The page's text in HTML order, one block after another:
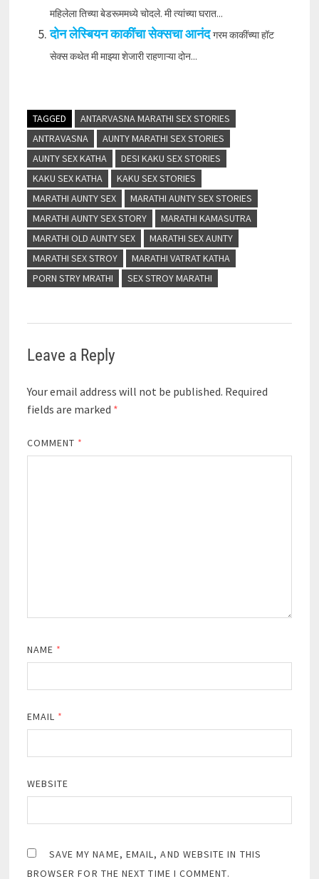
महिलेला तिच्या बेडरूममध्ये चोदले. मी त्यांच्या घरात...
दोन लेस्बियन काकींचा सेक्सचा आनंद गरम काकींच्या हॉट
सेक्स कथेत मी माझ्या शेजारी राहणाऱ्या दोन...
TAGGED
ANTARVASNA MARATHI SEX STORIES
ANTRAVASNA
AUNTY MARATHI SEX STORIES
AUNTY SEX KATHA
DESI KAKU SEX STORIES
KAKU SEX KATHA
KAKU SEX STORIES
MARATHI AUNTY SEX
MARATHI AUNTY SEX STORIES
MARATHI AUNTY SEX STORY
MARATHI KAMASUTRA
MARATHI OLD AUNTY SEX
MARATHI SEX AUNTY
MARATHI SEX STROY
MARATHI VATRAT KATHA
PORN STRY MRATHI
SEX STROY MARATHI
Leave a Reply
Your email address will not be published. Required
fields are marked *
COMMENT *
NAME *
EMAIL *
WEBSITE
SAVE MY NAME, EMAIL, AND WEBSITE IN THIS
BROWSER FOR THE NEXT TIME I COMMENT.